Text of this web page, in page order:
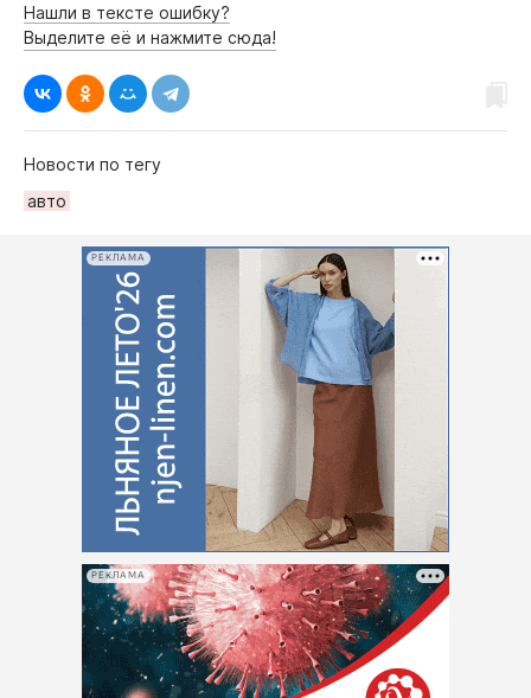
Нашли в тексте ошибку?
Выделите её и нажмите сюда!
Новости по тегу
авто
РЕКЛАМА
РЕКЛАМА